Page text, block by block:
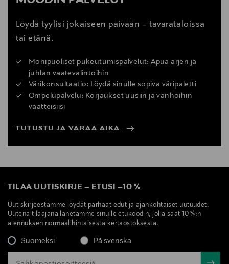
Löydä tyylisi jokaiseen päivään – tavarataloissa
tai etänä.
Monipuoliset pukeutumispalvelut: Apua arjen ja
juhlan vaatevalintoihin
Värikonsultaatio: Löydä sinulle sopiva väripaletti
Ompelupalvelu: Korjaukset uusiin ja vanhoihin
vaatteisiisi
TUTUSTU JA VARAA AIKA
TILAA UUTISKIRJE – ETUSI –10 %
Uutiskirjeestämme löydät parhaat edut ja ajankohtaiset uutuudet.
Uutena tilaajana lähetämme sinulle etukoodin, jolla saat 10 %:n
alennuksen normaalihintaisesta kertaostoksesta.
Suomeksi På svenska